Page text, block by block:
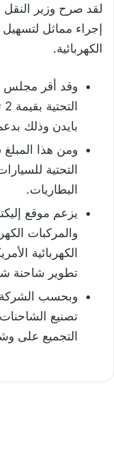
لقد صرح وزير النقل
إجراء مماثل
الكهربائية.
وقد أقر مجلس
بايدن وذلك
التحتية
البطاريات.
يزعم موقع
والمركبات
تطوير شاحنة
وبحسب الشركة
تصنيع
التجميع على